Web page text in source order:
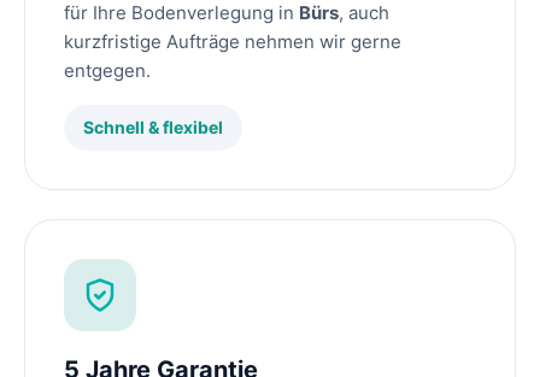
für Ihre Bodenverlegung in Bürs, auch
kurzfristige Aufträge nehmen wir gerne
entgegen.
Schnell & flexibel
5 Jahre Garantie